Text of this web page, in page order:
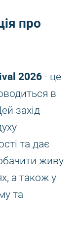
про
2026 - це
в
захід
та дає
живу
а також у
та